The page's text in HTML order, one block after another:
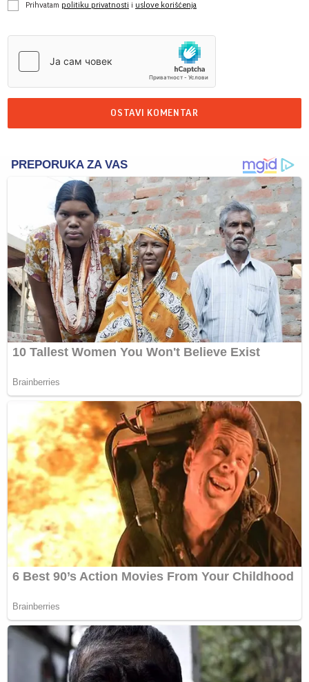
Prihvatam politiku privatnosti i uslove korišćenja
OSTAVI KOMENTAR